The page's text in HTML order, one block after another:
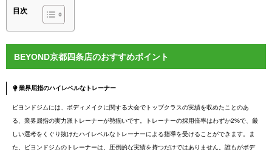
目次
BEYOND京都四条店のおすすめポイント
業界屈指のハイレベルなトレーナー
ビヨンドジムには、ボディメイクに関する大会でトップクラスの実績を収めたことのあ
る、業界屈指の実力派トレーナーが勢揃いです。トレーナーの採用倍率はわずか2%で、厳
しい選考をくぐり抜けたハイレベルなトレーナーによる指導を受けることができます。ま
た、ビヨンドジムのトレーナーは、圧倒的な実績を持つだけではありません。誰もがボデ